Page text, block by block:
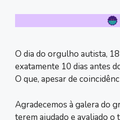
O dia do orgulho autista,
exatamente 10 dias antes
O que, apesar de
Agradecemos à galera do
terem ajudado e avaliado o